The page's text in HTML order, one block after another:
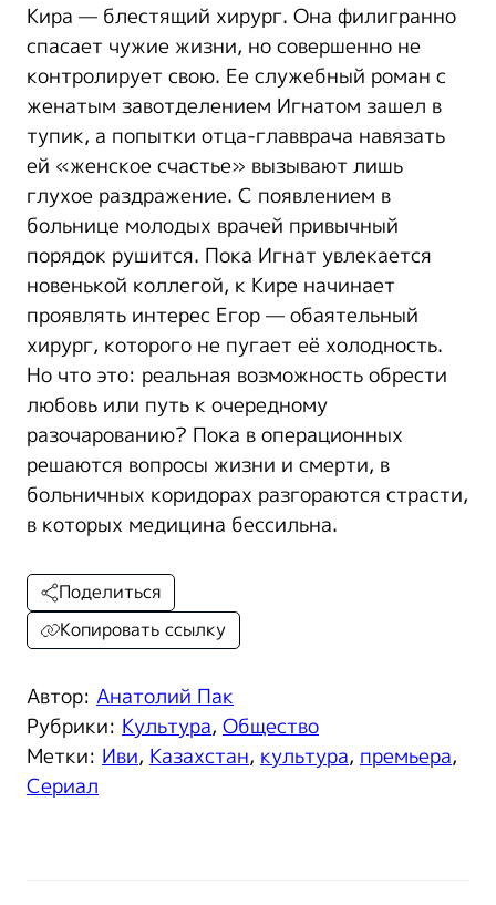
Кира — блестящий хирург. Она филигранно
спасает чужие жизни, но совершенно не
контролирует свою. Ее служебный роман с
женатым завотделением Игнатом зашел в
тупик, а попытки отца-главврача навязать
ей «женское счастье» вызывают лишь
глухое раздражение. С появлением в
больнице молодых врачей привычный
порядок рушится. Пока Игнат увлекается
новенькой коллегой, к Кире начинает
проявлять интерес Егор — обаятельный
хирург, которого не пугает её холодность.
Но что это: реальная возможность обрести
любовь или путь к очередному
разочарованию? Пока в операционных
решаются вопросы жизни и смерти, в
больничных коридорах разгораются страсти,
в которых медицина бессильна.
Автор: Анатолий Пак
Рубрики: Культура, Общество
Метки: Иви, Казахстан, культура, премьера,
Сериал
Поделиться
Копировать ссылку